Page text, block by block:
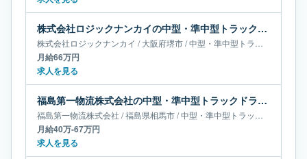
株式会社ロジックナンカイの中型・準中型トラックドライバー求人｜大阪府堺市｜月給66万円
株式会社ロジックナンカイ /大阪府堺市/中型・準中型トラックドライバー
月給66万円
求人を見る
福島第一物流株式会社の中型・準中型トラックドライバー求人｜福島県相馬市｜月給40万-67万円
福島第一物流株式会社 /福島県相馬市/中型・準中型トラックドライバー
月給40万-67万円
求人を見る